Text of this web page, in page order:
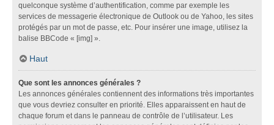
quelconque système d’authentification, comme par exemple les
services de messagerie électronique de Outlook ou de Yahoo, les sites
protégés par un mot de passe, etc. Pour insérer une image, utilisez la
balise BBCode « [img] ».
Haut
Que sont les annonces générales ?
Les annonces générales contiennent des informations très importantes
que vous devriez consulter en priorité. Elles apparaissent en haut de
chaque forum et dans le panneau de contrôle de l’utilisateur. Les